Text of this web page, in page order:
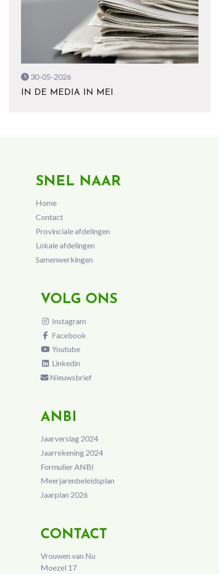
30-05-2026
IN DE MEDIA IN MEI
SNEL NAAR
Home
Contact
Provinciale afdelingen
Lokale afdelingen
Samenwerkingen
VOLG ONS
Instagram
Facebook
Youtube
Linkedin
Nieuwsbrief
ANBI
Jaarverslag 2024
Jaarrekening 2024
Formulier ANBI
Meerjarenbeleidsplan
Jaarplan 2026
CONTACT
Vrouwen van Nu
Moezel 17